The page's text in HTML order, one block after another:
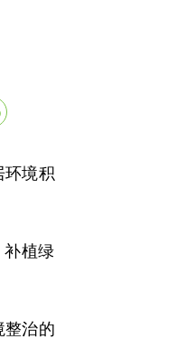
环境积
植绿
整治的